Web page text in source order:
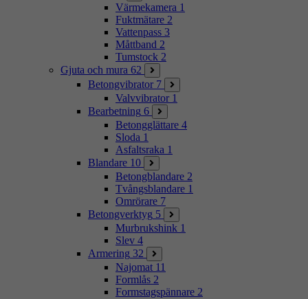
Värmekamera 1
Fuktmätare 2
Vattenpass 3
Måttband 2
Tumstock 2
Gjuta och mura 62
Betongvibrator 7
Valvvibrator 1
Bearbetning 6
Betongglättare 4
Sloda 1
Asfaltsraka 1
Blandare 10
Betongblandare 2
Tvångsblandare 1
Omrörare 7
Betongverktyg 5
Murbrukshink 1
Slev 4
Armering 32
Najomat 11
Formlås 2
Formstagspännare 2